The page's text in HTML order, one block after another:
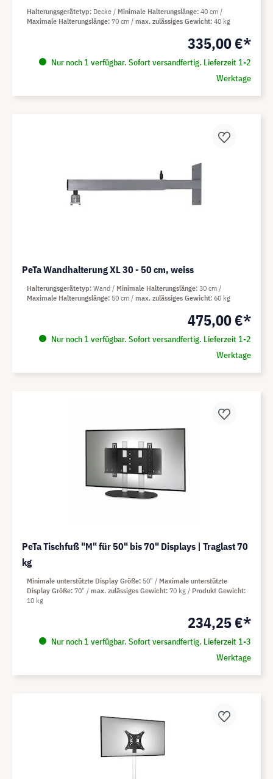
335,00 €*
Nur noch 1 verfügbar. Sofort versandfertig. Lieferzeit 1-2
Werktage
Halterungsgerätetyp Decke Minimale Halterungslänge 40 cm
Maximale Halterungslänge 70 cm max. zulässiges Gewicht 40 kg
PeTa Wandhalterung XL 30 - 50 cm, weiss
475,00 €*
Nur noch 1 verfügbar. Sofort versandfertig. Lieferzeit 1-2
Werktage
Halterungsgerätetyp Wand Minimale Halterungslänge 30 cm
Maximale Halterungslänge 50 cm max. zulässiges Gewicht 60 kg
PeTa Tischfuß "M" für 50" bis 70" Displays | Traglast 70
kg
234,25 €*
Nur noch 1 verfügbar. Sofort versandfertig. Lieferzeit 1-3
Werktage
Minimale unterstützte Display Größe 50"
Maximale unterstützte
Display Größe 70" max. zulässiges Gewicht 70 kg
Produkt Gewicht
10 kg